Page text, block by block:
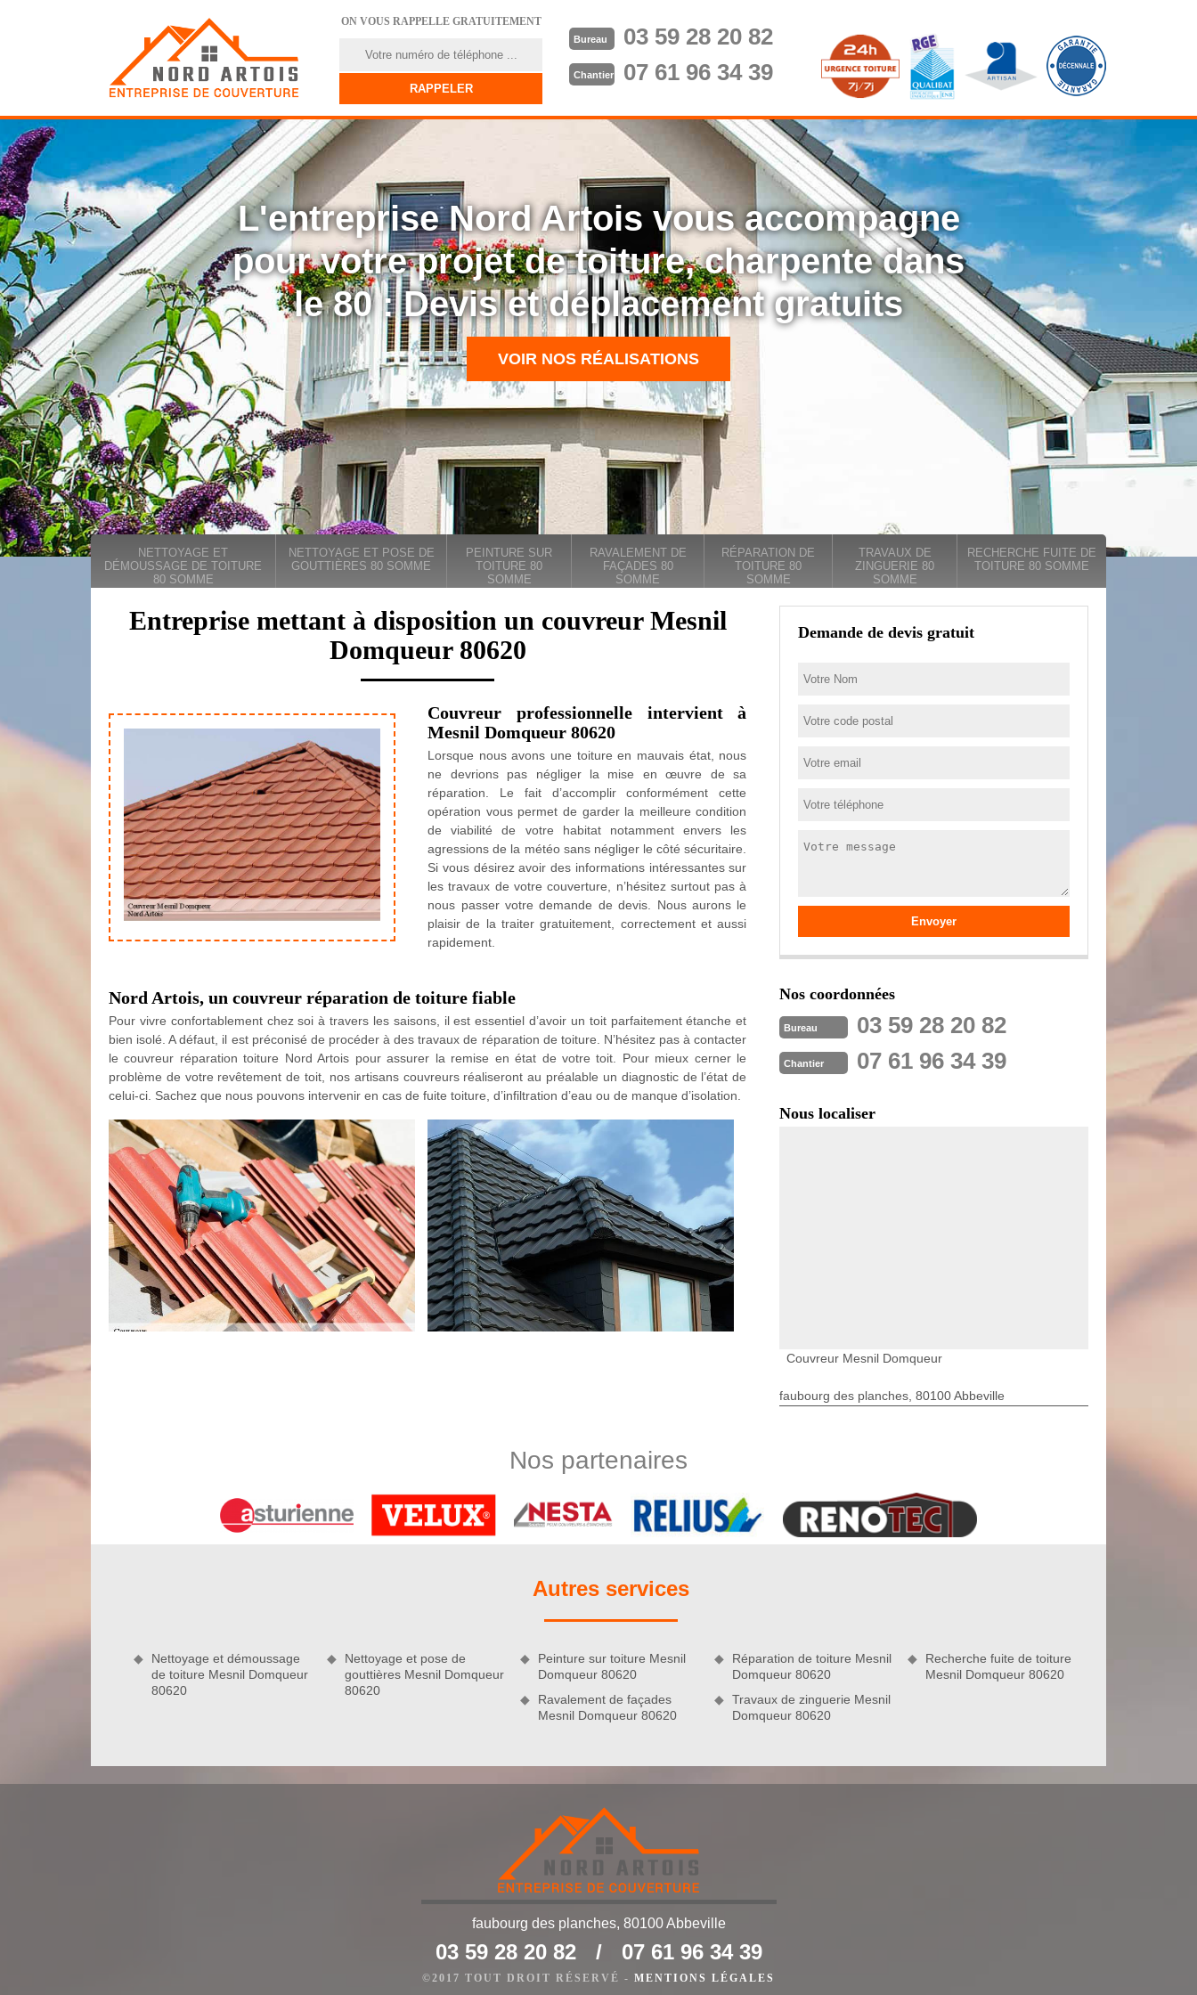
ON VOUS RAPPELLE GRATUITEMENT
Bureau 03 59 28 20 82
Chantier 07 61 96 34 39
L'entreprise Nord Artois vous accompagne
pour votre projet de toiture, charpente dans
le 80 : Devis et déplacement gratuits
VOIR NOS RÉALISATIONS
NETTOYAGE ET
DÉMOUSSAGE DE TOITURE
80 SOMME
NETTOYAGE ET POSE DE
GOUTTIÈRES 80 SOMME
PEINTURE SUR
TOITURE 80
SOMME
RAVALEMENT DE
FAÇADES 80
SOMME
RÉPARATION DE
TOITURE 80
SOMME
TRAVAUX DE
ZINGUERIE 80
SOMME
RECHERCHE FUITE DE
TOITURE 80 SOMME
Entreprise mettant à disposition un couvreur Mesnil
Domqueur 80620
Couvreur professionnelle intervient à
Mesnil Domqueur 80620
Lorsque nous avons une toiture en mauvais état, nous
ne devrions pas négliger la mise en œuvre de sa
réparation. Le fait d’accomplir conformément cette
opération vous permet de garder la meilleure condition
de viabilité de votre habitat notamment envers les
agressions de la météo sans négliger le côté sécuritaire.
Si vous désirez avoir des informations intéressantes sur
les travaux de votre couverture, n’hésitez surtout pas à
nous passer votre demande de devis. Nous aurons le
plaisir de la traiter gratuitement, correctement et aussi
rapidement.
Nord Artois, un couvreur réparation de toiture fiable
Pour vivre confortablement chez soi à travers les saisons, il est essentiel d’avoir un toit parfaitement étanche et
bien isolé. A défaut, il est préconisé de procéder à des travaux de réparation de toiture. N’hésitez pas à contacter
le couvreur réparation toiture Nord Artois pour assurer la remise en état de votre toit. Pour mieux cerner le
problème de votre revêtement de toit, nos artisans couvreurs réaliseront au préalable un diagnostic de l’état de
celui-ci. Sachez que nous pouvons intervenir en cas de fuite toiture, d’infiltration d’eau ou de manque d’isolation.
strictement professionnel tout état de la toiture. Le coût de notre service est à la portée de toute les classes
Les activités du couvreur Nord Artois en générale
N’hésitez pas à nous contacter et à nous confier votre projet de nettoyage et démoussage de toiture, de pose et
Quel que soit le montant de votre budget pour entreprendre vos travaux de couverture à Mesnil Domqueur
80620, vous pouvez toujours compter sur le couvreur Nord Artois. En effet, nous pouvons fournir des prestations
Demande de devis gratuit
Nos coordonnées
Bureau 03 59 28 20 82
Chantier 07 61 96 34 39
Nous localiser
Couvreur Mesnil Domqueur
faubourg des planches, 80100 Abbeville
Nos partenaires
Autres services
Nettoyage et démoussage
de toiture Mesnil Domqueur
80620
Nettoyage et pose de
gouttières Mesnil Domqueur
80620
Peinture sur toiture Mesnil
Domqueur 80620
Ravalement de façades
Mesnil Domqueur 80620
Réparation de toiture Mesnil
Domqueur 80620
Travaux de zinguerie Mesnil
Domqueur 80620
Recherche fuite de toiture
Mesnil Domqueur 80620
faubourg des planches, 80100 Abbeville
03 59 28 20 82 / 07 61 96 34 39
©2017 TOUT DROIT RÉSERVÉ - MENTIONS LÉGALES